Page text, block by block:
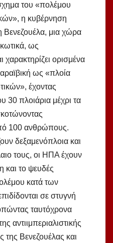
του «πολέμου
η κυβέρνηση
Βενεζουέλα, μια χώρα
ως
χαρακτηρίζει ορισμένα
ως «πλοία
έχοντας
30 πλοιάρια μέχρι τα
100 ανθρώπους.
δεξαμενόπλοια και
τους, οι ΗΠΑ έχουν
και το ψευδές
κατά των
σε στυγνή
ταυτόχρονα
αντιιμπεριαλιστικής
της Βενεζουέλας και